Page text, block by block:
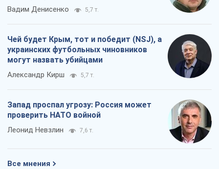
Вадим Денисенко 5,7 т.
Чей будет Крым, тот и победит (NSJ), а
украинских футбольных чиновников
могут назвать убийцами
Александр Кирш 5,7 т.
Запад проспал угрозу: Россия может
проверить НАТО войной
Леонид Невзлин 7,6 т.
Все мнения